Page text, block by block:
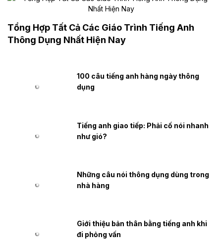
Tổng Hợp Tất Cả Các Giáo Trình Tiếng Anh
Thông Dụng Nhất Hiện Nay
100 câu tiếng anh hàng ngày thông
dụng
Tiếng anh giao tiếp: Phải cố nói nhanh
như gió?
Những câu nói thông dụng dùng trong
nhà hàng
Giới thiệu bản thân bằng tiếng anh khi
đi phỏng vấn